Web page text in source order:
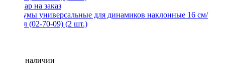
Подиумы универсальные для динамиков наклонные 16 см/
Винил (02-70-09) (2 шт.)
Нет в наличии